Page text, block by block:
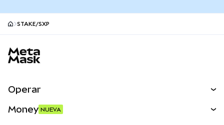
STAKE/SXP
Operar
Money NUEVA